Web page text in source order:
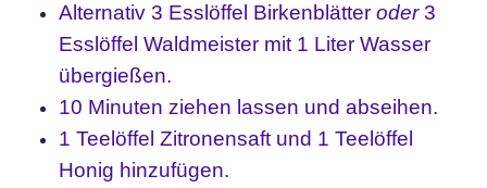
Alternativ 3 Esslöffel Birkenblätteroder3
Esslöffel Waldmeister mit 1 Liter Wasser
übergießen.
10 Minuten ziehen lassen und abseihen.
1 Teelöffel Zitronensaft und 1 Teelöffel
Honig hinzufügen.